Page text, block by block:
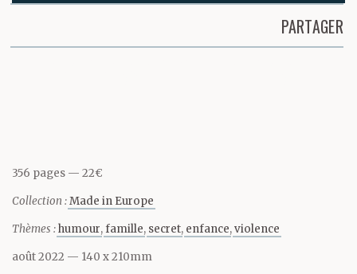
bonhomme permettait
au moins à Patricia de
ans qu’elle le
connaissait, son état
général ne s’était pas
PARTAGER
356 pages 22€
Collection :Made in Europe
Thèmes :humour famille secret enfance violence
août 2022 — 140 x 210mm